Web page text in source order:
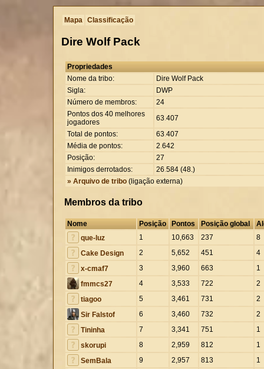
Mapa Classificação
Dire Wolf Pack
Propriedades
Nome da tribo:
Dire Wolf Pack
Sigla:
DWP
Número de membros:
24
Pontos dos 40 melhores
jogadores
63.407
Total de pontos:
63.407
Média de pontos:
2.642
Posição:
27
Inimigos derrotados:
26.584 (48.)
» Arquivo de tribo (ligação externa)
Membros da tribo
Nome Posição Pontos Posição global
que-luz
1 10,663 237
8
Cake Design
2 5,652 451
4
x-cmaf7
3 3,960 663
1
fmmcs27
4 3,533 722
2
tiagoo
5 3,461 731
2
Sir Falstof
6 3,460 732
2
Tininha
7 3,341 751
1
skorupi
8 2,959 812
1
SemBala
9 2,957 813
1